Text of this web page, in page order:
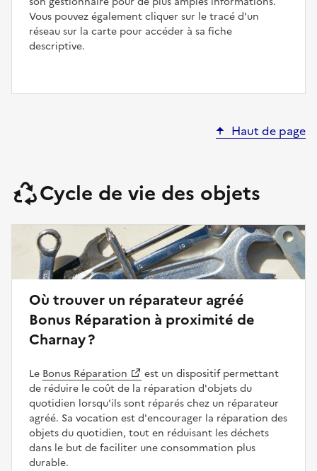
Vous pouvez également cliquer sur le tracé d'un
réseau sur la carte pour accéder à sa fiche
descriptive.
Haut de page
Cycle de vie des objets
Où trouver un réparateur agréé
Bonus Réparation à proximité de
Charnay ?
Le Bonus Réparation
est un dispositif permettant
de réduire le coût de la réparation d'objets du
quotidien lorsqu'ils sont réparés chez un réparateur
agréé. Sa vocation est d'encourager la réparation des
objets du quotidien, tout en réduisant les déchets
dans le but de faciliter une consommation plus
durable.